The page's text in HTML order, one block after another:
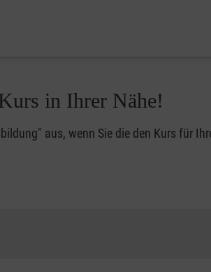
in Ihrer Nähe!
aus, wenn Sie die den Kurs für